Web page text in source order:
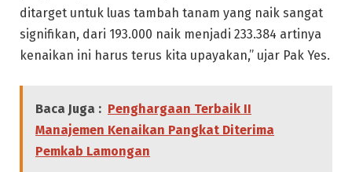
ditarget untuk luas tambah tanam yang naik sangat
signifikan, dari 193.000 naik menjadi 233.384 artinya
kenaikan ini harus terus kita upayakan,” ujar Pak Yes.
Baca Juga : Penghargaan Terbaik II
Manajemen Kenaikan Pangkat Diterima
Pemkab Lamongan